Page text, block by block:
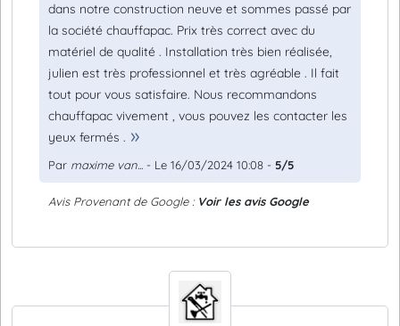
dans notre construction neuve et sommes passé par
la société chauffapac. Prix très correct avec du
matériel de qualité . Installation très bien réalisée,
julien est très professionnel et très agréable . Il fait
tout pour vous satisfaire. Nous recommandons
chauffapac vivement , vous pouvez les contacter les
yeux fermés .
Par maxime van... - Le 16/03/2024 10:08 - 5/5
Avis Provenant de Google : Voir les avis Google